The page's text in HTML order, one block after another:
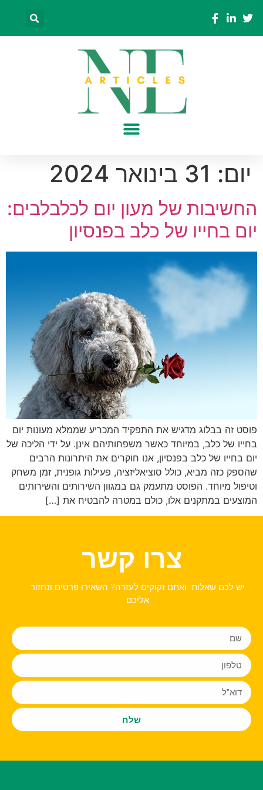
יום: 31 בינואר 2024
החשיבות של מעון יום לכלבלבים:
יום בחייו של כלב בפנסיון
פוסט זה בבלוג מדגיש את התפקיד המכריע שממלא מעונות יום
בחייו של כלב, במיוחד כאשר משפחותיהם אינן. על ידי הליכה של
יום בחייו של כלב בפנסיון, אנו חוקרים את היתרונות הרבים
שהספק כזה מביא, כולל סוציאליזציה, פעילות גופנית, זמן משחק
וטיפול מיוחד. הפוסט מתעמק גם במגוון השירותים והשירותים
המוצעים במתקנים אלו, כולם במטרה להבטיח את […]
צרו קשר
יש לכם שאלות ואתם זקוקים לעזרה? השאירו פרטים ונחזור
אליכם
שלח